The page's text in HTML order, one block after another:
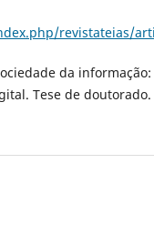
revistateias/
da informação:
Tese de doutorado.